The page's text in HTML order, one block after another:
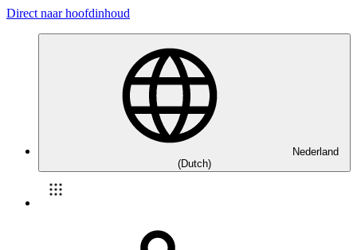
Direct naar hoofdinhoud
Nederland
(Dutch)